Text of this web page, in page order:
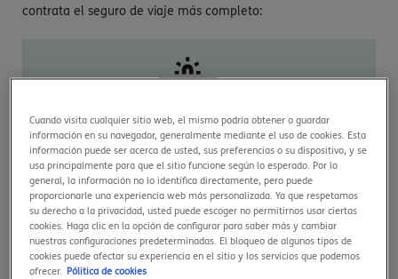
contrata el seguro de viaje más completo:
Asistencia médica ILIMITADA – 24/7
Recibe la asistencia sanitaria más completa en Uruguay
en caso de lesión o enfermedad, y sin pagar nada por
adelantado. COVID-19 incluido.
Cuando visita cualquier sitio web, el mismo podría obtener o guardar
información en su navegador, generalmente mediante el uso de cookies. Esta
información puede ser acerca de usted, sus preferencias o su dispositivo, y se
usa principalmente para que el sitio funcione según lo esperado. Por lo
general, la información no lo identifica directamente, pero puede
proporcionarle una experiencia web más personalizada. Ya que respetamos
su derecho a la privacidad, usted puede escoger no permitirnos usar ciertas
cookies. Haga clic en la opción de configurar para saber más y cambiar
nuestras configuraciones predeterminadas. El bloqueo de algunos tipos de
cookies puede afectar su experiencia en el sitio y los servicios que podemos
ofrecer. Pólitica de cookies